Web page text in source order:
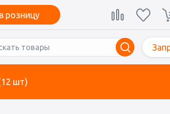
розницу
шт)